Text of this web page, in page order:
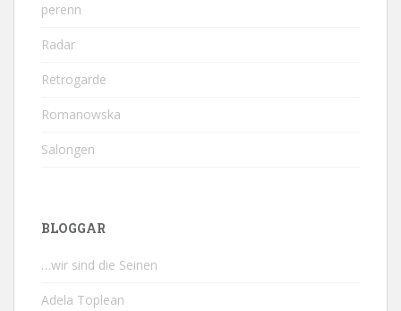
perenn
Radar
Retrogarde
Romanowska
Salongen
BLOGGAR
…wir sind die Seinen
Adela Toplean